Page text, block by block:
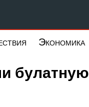
Запад
Экономика
булатную